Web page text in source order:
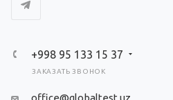
+998 95 133 15 37
ЗАКАЗАТЬ ЗВОНОК
office@globaltest.uz